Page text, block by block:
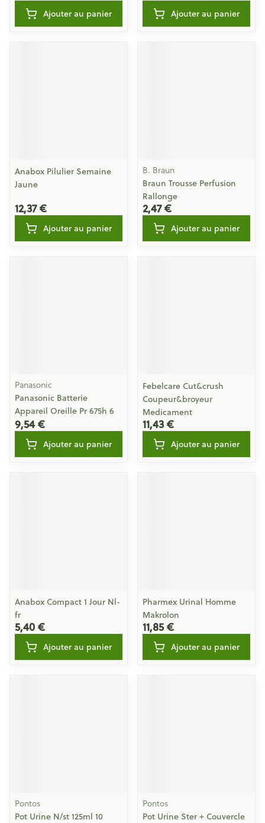
Ajouter au panier Ajouter au panier
Anabox Pilulier Semaine
Jaune
12,37 €
Ajouter au panier
B. Braun
Braun Trousse Perfusion
Rallonge
2,47 €
Ajouter au panier
Panasonic
Panasonic Batterie
Appareil Oreille Pr 675h 6
9,54 €
Ajouter au panier
Febelcare Cut&crush
Coupeur&broyeur
Medicament
11,43 €
Ajouter au panier
Anabox Compact 1 Jour Nl-
fr
5,40 €
Ajouter au panier
Pharmex Urinal Homme
Makrolon
11,85 €
Ajouter au panier
Pontos
Pot Urine N/st 125ml 10
Pontos
Pot Urine Ster + Couvercle